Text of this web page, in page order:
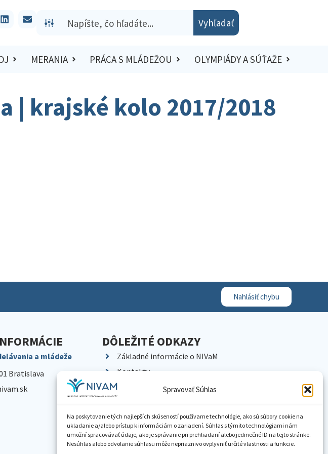
Spravovať Súhlas
Na poskytovanie tých najlepších skúseností používame technológie, ako sú súbory cookie na
ukladanie a/alebo prístup k informáciám o zariadení. Súhlas s týmito technológiami nám
umožní spracovávať údaje, ako je správanie pri prehliadaní alebo jedinečné ID na tejto stránke.
Nesúhlas alebo odvolanie súhlasu môže nepriaznivo ovplyvniť určité vlastnosti a funkcie.
Vyhľadať
MERANIA PRÁCA S MLÁDEŽOU OLYMPIÁDY A SÚŤAŽE
| krajské kolo 2017/2018
Nahlásiť chybu
a mládeže
Bratislava
DÔLEŽITÉ ODKAZY
Základné informácie o NIVaM
Kontakty
Kariéra
Pracoviská NIVaM
Dokumenty inštitúcie
Knižnica